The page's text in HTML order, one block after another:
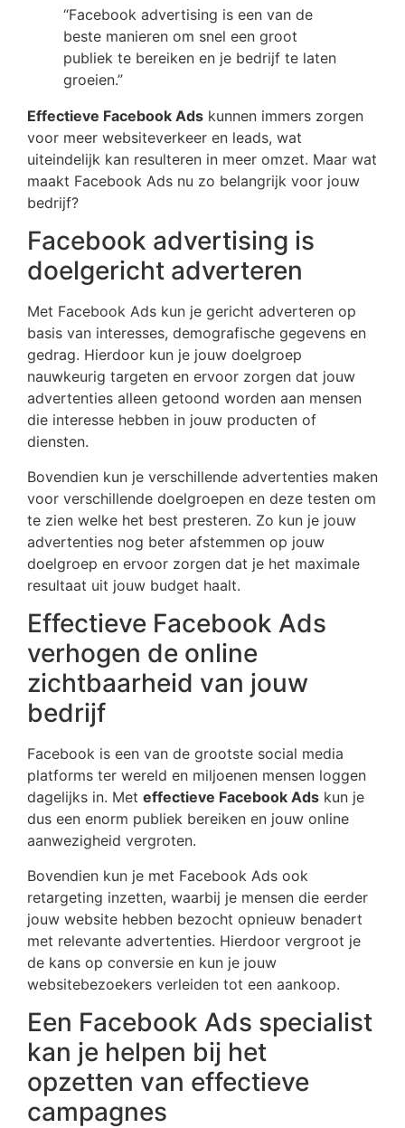
“Facebook advertising is een van de
beste manieren om snel een groot
publiek te bereiken en je bedrijf te laten
groeien.”
Effectieve Facebook Ads kunnen immers zorgen
voor meer websiteverkeer en leads, wat
uiteindelijk kan resulteren in meer omzet. Maar wat
maakt Facebook Ads nu zo belangrijk voor jouw
bedrijf?
Facebook advertising is
doelgericht adverteren
Met Facebook Ads kun je gericht adverteren op
basis van interesses, demografische gegevens en
gedrag. Hierdoor kun je jouw doelgroep
nauwkeurig targeten en ervoor zorgen dat jouw
advertenties alleen getoond worden aan mensen
die interesse hebben in jouw producten of
diensten.
Bovendien kun je verschillende advertenties maken
voor verschillende doelgroepen en deze testen om
te zien welke het best presteren. Zo kun je jouw
advertenties nog beter afstemmen op jouw
doelgroep en ervoor zorgen dat je het maximale
resultaat uit jouw budget haalt.
Effectieve Facebook Ads
verhogen de online
zichtbaarheid van jouw
bedrijf
Facebook is een van de grootste social media
platforms ter wereld en miljoenen mensen loggen
dagelijks in. Met effectieve Facebook Ads kun je
dus een enorm publiek bereiken en jouw online
aanwezigheid vergroten.
Bovendien kun je met Facebook Ads ook
retargeting inzetten, waarbij je mensen die eerder
jouw website hebben bezocht opnieuw benadert
met relevante advertenties. Hierdoor vergroot je
de kans op conversie en kun je jouw
websitebezoekers verleiden tot een aankoop.
Een Facebook Ads specialist
kan je helpen bij het
opzetten van effectieve
campagnes